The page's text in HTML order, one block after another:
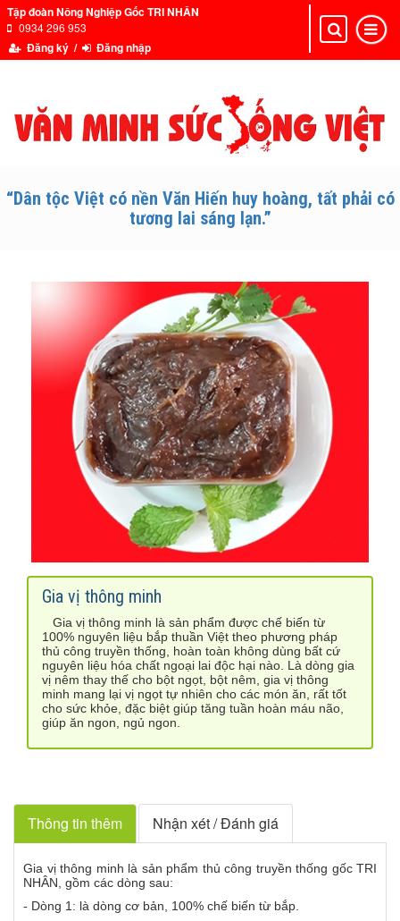
Tập đoàn Nông Nghiệp Gốc TRI NHÂN
0934 296 953
Đăng ký / Đăng nhập
Toggle
Toggle
navigation
“Dân tộc Việt có nền Văn Hiến huy hoàng, tất phải có
tương lai sáng lạn.”
Gia vị thông minh
Gia vị thông minh là sản phẩm được chế biến từ
100% nguyên liệu bắp thuần Việt theo phương pháp
thủ công truyền thống, hoàn toàn không dùng bất cứ
nguyên liệu hóa chất ngoại lai độc hại nào. Là dòng gia
vị nêm thay thế cho bột ngọt, bột nêm, gia vị thông
minh mang lại vị ngọt tự nhiên cho các món ăn, rất tốt
cho sức khỏe, đặc biệt giúp tăng tuần hoàn máu não,
giúp ăn ngon, ngủ ngon.
Thông tin thêm Nhận xét / Đánh giá
Gia vị thông minh là sản phẩm thủ công truyền thống gốc TRI
NHÂN, gồm các dòng sau:
- Dòng 1: là dòng cơ bản, 100% chế biến từ bắp.